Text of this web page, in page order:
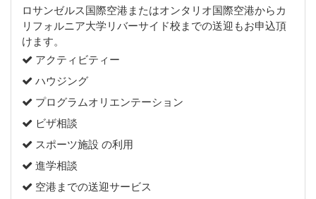
ロサンゼルス国際空港またはオンタリオ国際空港からカ
リフォルニア大学リバーサイド校までの送迎もお申込頂
けます。
アクティビティー
ハウジング
プログラムオリエンテーション
ビザ相談
スポーツ施設 の利用
進学相談
空港までの送迎サービス